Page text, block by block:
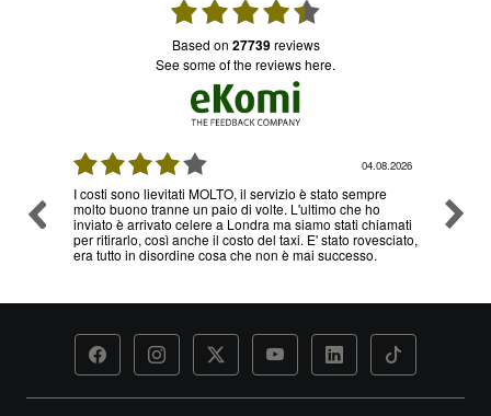
based on 27739reviews
see some of the reviews here.
03.08.2026
Ottimo servizio e prezzi, ritiro e consegna senza nessun
problema , sono già diverse volte che utilizzo il loro
servizio